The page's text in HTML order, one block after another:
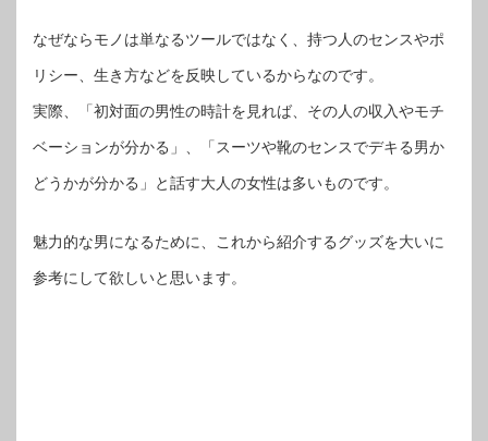
なぜならモノは単なるツールではなく、持つ人のセンスやポ
リシー、生き方などを反映しているからなのです。
実際、「初対面の男性の時計を見れば、その人の収入やモチ
ベーションが分かる」、「スーツや靴のセンスでデキる男か
どうかが分かる」と話す大人の女性は多いものです。
魅力的な男になるために、これから紹介するグッズを大いに
参考にして欲しいと思います。